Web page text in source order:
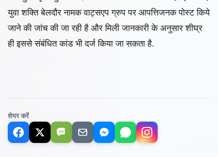
युवा शक्ति बेलदौर नामक वाट्सएप ग्रुप पर आपत्तिजनक पोस्ट किये
जाने की जांच की जा रही है और मिली जानकारी के अनुसार शीघ्र
ही इससे संबंधित कांड भी दर्ज किया जा सकता है.
शेयर करें
SMS